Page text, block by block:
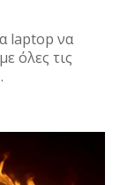
laptop να
όλες τις